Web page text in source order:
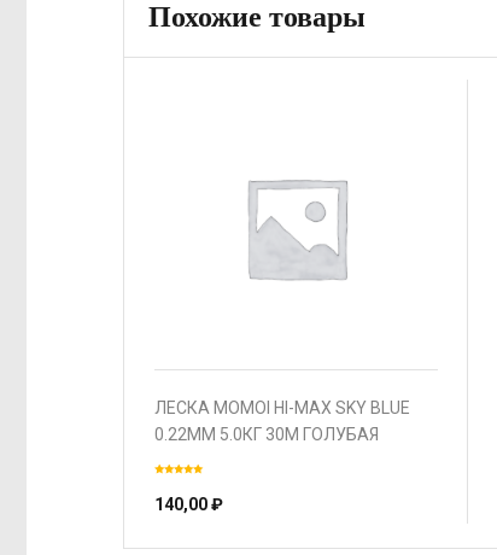
Похожие товары
ЛЕСКА MOMOI HI-MAX SKY BLUE
0.22ММ 5.0КГ 30М ГОЛУБАЯ
140,00₽